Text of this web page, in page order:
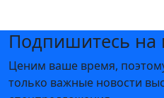
Подпишитесь на
Ценим ваше время,
только важные новости